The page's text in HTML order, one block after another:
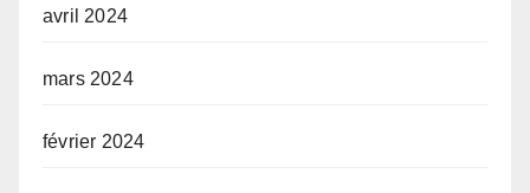
avril 2024
mars 2024
février 2024